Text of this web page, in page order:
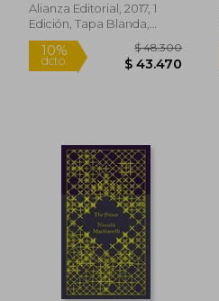
Alianza Editorial, 2017, 1
Edición, Tapa Blanda,
Nuevo